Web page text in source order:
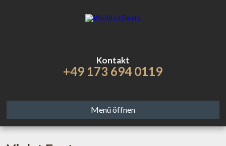
Kontakt
+49 173 694 0119
Menü öffnen